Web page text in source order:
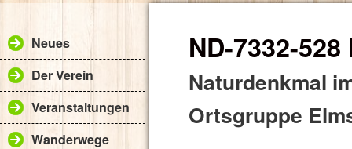
Neues
Der Verein
Veranstaltungen
Wanderwege
ND-7332-
Naturdenkmal
Ortsgruppe